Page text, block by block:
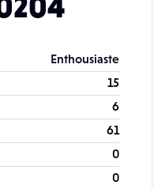
Enthousiaste
15
6
61
0
0